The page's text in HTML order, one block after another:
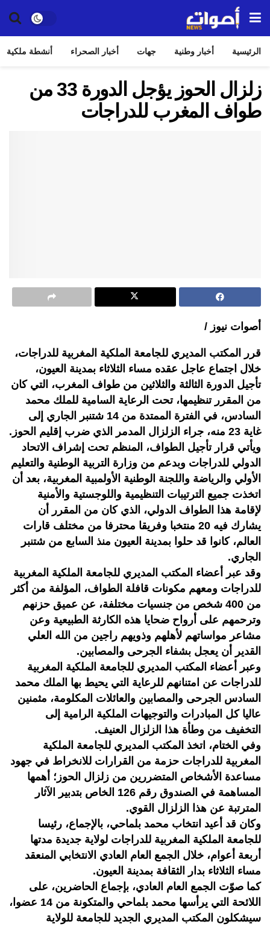
الرئيسية أخبار وطنية جهات أخبار الصحراء أنشطة ملكية
زلزال الحوز يؤجل الدورة 33 من
طواف المغرب للدراجات
أصوات نيوز /
قرر المكتب المديري للجامعة الملكية المغربية للدراجات،
خلال اجتماع عاجل عقده مساء الثلاثاء بمدينة العيون،
تأجيل الدورة الثالثة والثلاثين من طواف المغرب، التي كان
من المقرر تنظيمها، تحت الرعاية السامية للملك محمد
السادس، في الفترة الممتدة من 14 شتنبر الجاري إلى
غاية 23 منه، جراء الزلزال المدمر الذي ضرب إقليم الحوز.
ويأتي قرار تأجيل الطواف، المنظم تحت إشراف الاتحاد
الدولي للدراجات وبدعم من وزارة التربية الوطنية والتعليم
الأولي والرياضة واللجنة الوطنية الأولمبية المغربية، بعد أن
اتخذت جميع الترتيبات التنظيمية واللوجستية والأمنية
لإقامة هذا الطواف الدولي، الذي كان من المقرر أن
يشارك فيه 20 منتخبا وفريقا محترفا من مختلف قارات
العالم، كانوا قد حلوا بمدينة العيون منذ السابع من شتنبر
الجاري.
وقد عبر أعضاء المكتب المديري للجامعة الملكية المغربية
للدراجات ومعهم مكونات قافلة الطواف، المؤلفة من أكثر
من 400 شخص من جنسيات مختلفة، عن عميق حزنهم
وترحمهم على أرواح ضحايا هذه الكارثة الطبيعية وعن
مشاعر مواساتهم لأهلهم وذويهم راجين من الله العلي
القدير أن يعجل بشفاء الجرحى والمصابين.
وعبر أعضاء المكتب المديري للجامعة الملكية المغربية
للدراجات عن امتنانهم للرعاية التي يحيط بها الملك محمد
السادس الجرحى والمصابين والعائلات المكلومة، مثمنين
عاليا كل المبادرات والتوجيهات الملكية الرامية إلى
التخفيف من وطأة هذا الزلزال العنيف.
وفي الختام، اتخذ المكتب المديري للجامعة الملكية
المغربية للدراجات حزمة من القرارات للانخراط في جهود
مساعدة الأشخاص المتضررين من زلزال الحوز؛ أهمها
المساهمة في الصندوق رقم 126 الخاص بتدبير الآثار
المترتبة عن هذا الزلزال القوي.
وكان قد أعيد انتخاب محمد بلماحي، بالإجماع، رئيسا
للجامعة الملكية المغربية للدراجات لولاية جديدة مدتها
أربعة أعوام، خلال الجمع العام العادي الانتخابي المنعقد
مساء الثلاثاء بدار الثقافة بمدينة العيون.
كما صوّت الجمع العام العادي، بإجماع الحاضرين، على
اللائحة التي يرأسها محمد بلماحي والمتكونة من 14 عضوا،
سيشكلون المكتب المديري الجديد للجامعة للولاية